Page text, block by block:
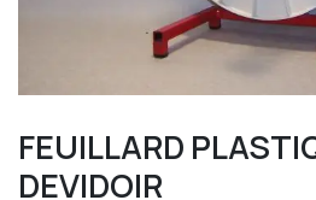
FEUILLARD
DEVIDOIR